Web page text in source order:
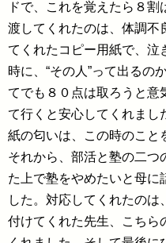
ドで、これを覚えたら８
渡してくれたのは、体調不
てくれたコピー用紙で、泣
時に、“その人”って出るの
てでも８０点は取ろうと意
て行くと安心してくれまし
紙の匂いは、この時のこと
それから、部活と塾の二つ
た上で塾をやめたいと母に
した。対応してくれたの
付けてくれた先生、こちら